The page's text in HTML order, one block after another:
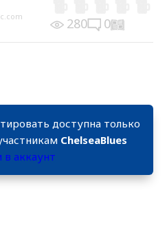
280 0
доступна только
ChelseaBlues
в аккаунт